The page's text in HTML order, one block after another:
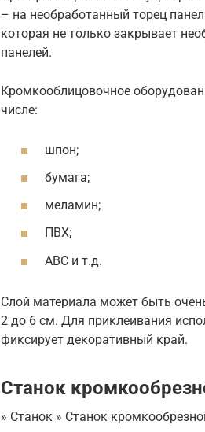
– на необработанный торец
которая не только закрывает
панелей.
Кромкооблицовочное
числе:
шпон;
бумага;
меламин;
ПВХ;
АВС и т.д.
Слой материала может быть
2 до 6 см. Для приклеивания
фиксирует декоративный край.
Станок
» Станок » Станок